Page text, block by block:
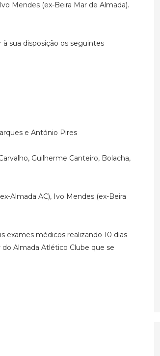
Mendes (ex-Beira Mar de Almada).
sua disposição os seguintes
e António Pires
Guilherme Canteiro, Bolacha,
Almada AC), Ivo Mendes (ex-Beira
exames médicos realizando 10 dias
Almada Atlético Clube que se